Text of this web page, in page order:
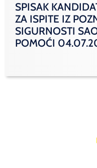
SPISAK
ZA ISPITE IZ
SIGURNOSTI
POMOĆI